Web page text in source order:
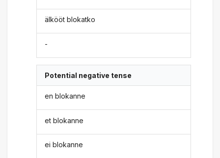
älkööt blokatko
-
Potential negative tense
en blokanne
et blokanne
ei blokanne